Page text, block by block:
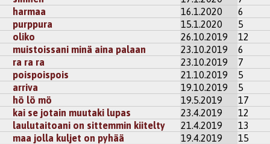
kommentoidaksesi
En saa alas. Jää lemmet lempimättä.
kommentoidaksesi
liittyvä runo, mitä olen koskaan lukenut <3
harmaa 16.1.2020 6
purppura 15.1.2020 5
oliko 26.10.2019 12
muistoissani minä aina palaan 23.10.2019 6
ra ra ra 23.10.2019 7
poispoispois 21.10.2019 5
arriva 19.10.2019 5
hö lö mö 19.5.2019 17
kai se jotain muutaki lupas 23.4.2019 12
laulutaitoani on sittemmin kiitelty 21.4.2019 13
maa jolla kuljet on pyhää 19.4.2019 15